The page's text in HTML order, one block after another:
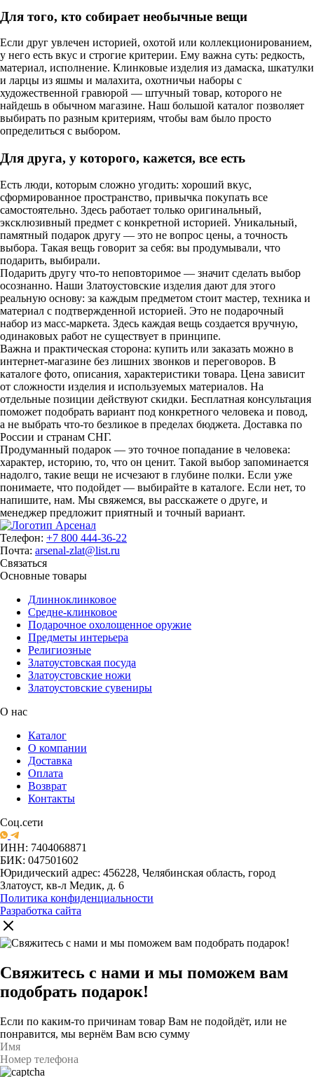
Для того, кто собирает необычные вещи
Если друг увлечен историей, охотой или коллекционированием,
у него есть вкус и строгие критерии. Ему важна суть: редкость,
материал, исполнение. Клинковые изделия из дамаска, шкатулки
и ларцы из яшмы и малахита, охотничьи наборы с
художественной гравюрой — штучный товар, которого не
найдешь в обычном магазине. Наш большой каталог позволяет
выбирать по разным критериям, чтобы вам было просто
определиться с выбором.
Для друга, у которого, кажется, все есть
Есть люди, которым сложно угодить: хороший вкус,
сформированное пространство, привычка покупать все
самостоятельно. Здесь работает только оригинальный,
эксклюзивный предмет с конкретной историей. Уникальный,
памятный подарок другу — это не вопрос цены, а точность
выбора. Такая вещь говорит за себя: вы продумывали, что
подарить, выбирали.
Подарить другу что-то неповторимое — значит сделать выбор
осознанно. Наши Златоустовские изделия дают для этого
реальную основу: за каждым предметом стоит мастер, техника и
материал с подтвержденной историей. Это не подарочный
набор из масс-маркета. Здесь каждая вещь создается вручную,
одинаковых работ не существует в принципе.
Важна и практическая сторона: купить или заказать можно в
интернет-магазине без лишних звонков и переговоров. В
каталоге фото, описания, характеристики товара. Цена зависит
от сложности изделия и используемых материалов. На
отдельные позиции действуют скидки. Бесплатная консультация
поможет подобрать вариант под конкретного человека и повод,
а не выбрать что-то безликое в пределах бюджета. Доставка по
России и странам СНГ.
Продуманный подарок — это точное попадание в человека:
характер, историю, то, что он ценит. Такой выбор запоминается
надолго, такие вещи не исчезают в глубине полки. Если уже
понимаете, что подойдет — выбирайте в каталоге. Если нет, то
напишите, нам. Мы свяжемся, вы расскажете о друге, и
менеджер предложит приятный и точный вариант.
Телефон: +7 800 444-36-22
Почта: arsenal-zlat@list.ru
Связаться
Основные товары
Длинноклинковое
Средне-клинковое
Подарочное охолощенное оружие
Предметы интерьера
Религиозные
Златоустовская посуда
Златоустовские ножи
Златоустовские сувениры
О нас
Каталог
О компании
Доставка
Оплата
Возврат
Контакты
Соц.сети
ИНН: 7404068871
БИК: 047501602
Юридический адрес: 456228, Челябинская область, город
Златоуст, кв-л Медик, д. 6
Политика конфиденциальности
Разработка сайта
Свяжитесь с нами и мы поможем вам
подобрать подарок!
Если по каким-то причинам товар Вам не подойдёт, или не
понравится, мы вернём Вам всю сумму